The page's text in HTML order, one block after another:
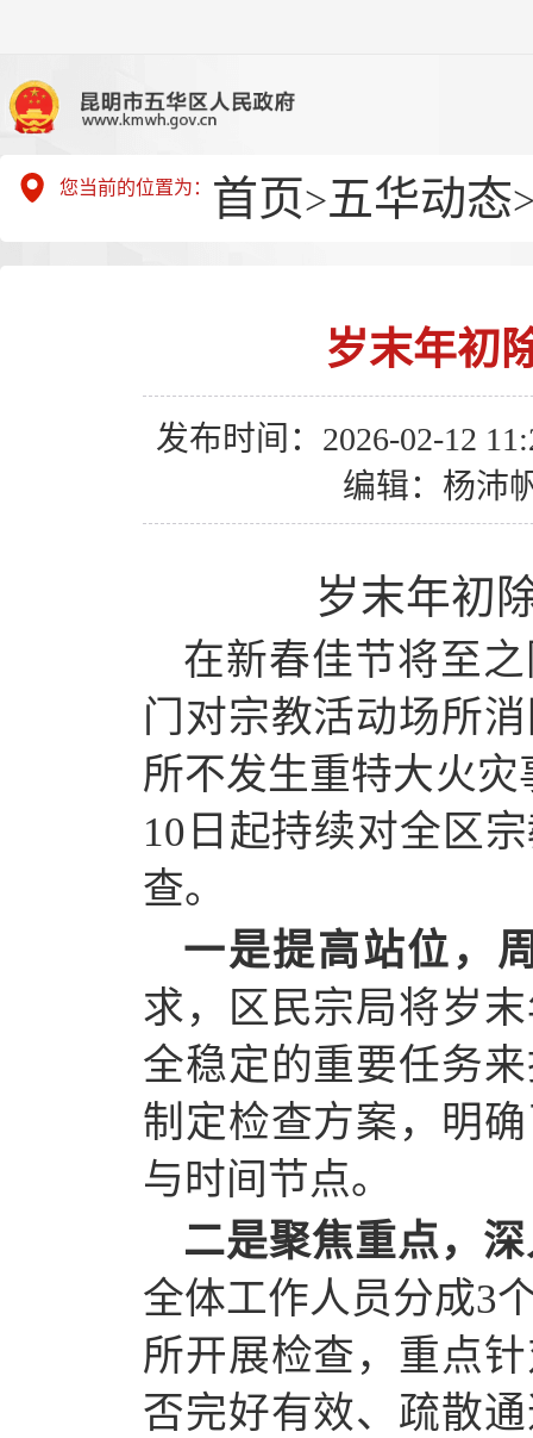
您当前的位置为： 首页>五华动态
岁末年初
发布时间：2026-02-12
编辑：杨沛
岁末年初
在新春佳节将至
门对宗教活动场所
所不发生重特大火
10日起持续对全区
查。
一是提高站位，
求，区民宗局将岁
全稳定的重要任务
制定检查方案，明
与时间节点。
二是聚焦重点，
全体工作人员分成3
所开展检查，重点
否完好有效、疏散